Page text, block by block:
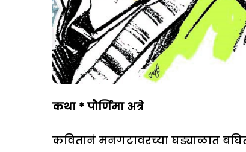
कथा * पौर्णिमा अत्रे
कवितानं मनगटावरच्या घड्याळात